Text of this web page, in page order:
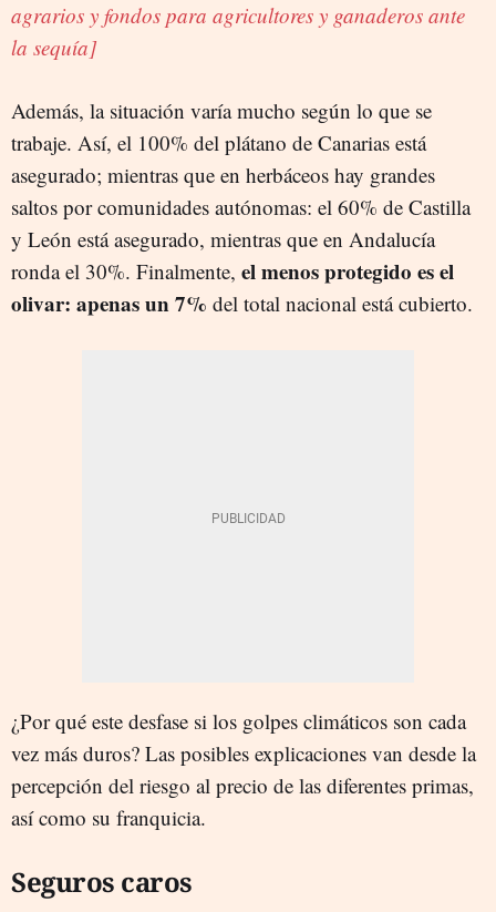
agrarios y fondos para agricultores y ganaderos ante
la sequía]
Además, la situación varía mucho según lo que se
trabaje. Así, el 100% del plátano de Canarias está
asegurado; mientras que en herbáceos hay grandes
saltos por comunidades autónomas: el 60% de Castilla
y León está asegurado, mientras que en Andalucía
ronda el 30%. Finalmente, el menos protegido es el
olivar: apenas un 7% del total nacional está cubierto.
¿Por qué este desfase si los golpes climáticos son cada
vez más duros? Las posibles explicaciones van desde la
percepción del riesgo al precio de las diferentes primas,
así como su franquicia.
Seguros caros